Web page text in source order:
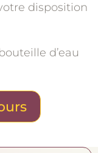
disposition
d’eau